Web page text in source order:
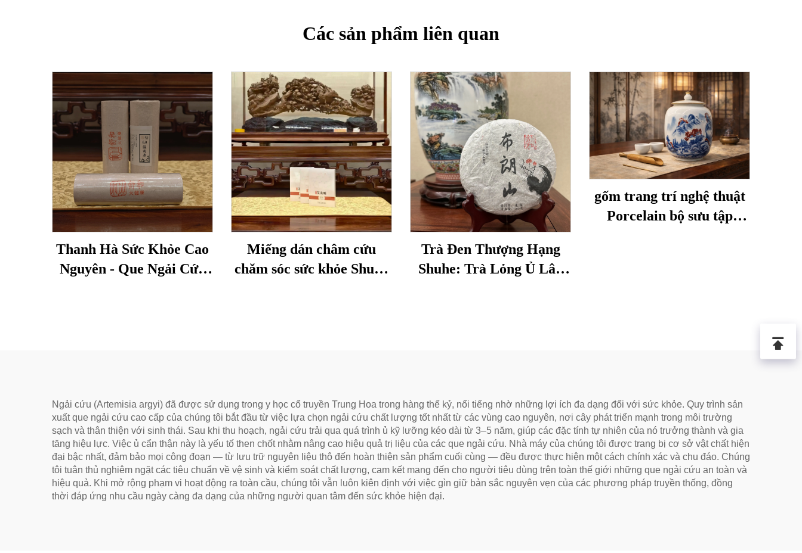
Các sản phẩm liên quan
Thanh Hà Sức Khỏe Cao
Nguyên - Que Ngải Cứu
Miếng dán châm cứu
chăm sóc sức khỏe Shuhe
Trà Đen Thượng Hạng
Shuhe: Trà Lỏng Ủ Lâu
gốm trang trí nghệ thuật
Porcelain bộ sưu tập
Ngải cứu (Artemisia argyi) đã được sử dụng trong y học cổ truyền Trung Hoa trong hàng thế kỷ, nổi tiếng nhờ những lợi ích đa dạng đối với sức khỏe. Quy trình sản
xuất que ngải cứu cao cấp của chúng tôi bắt đầu từ việc lựa chọn ngải cứu chất lượng tốt nhất từ các vùng cao nguyên, nơi cây phát triển mạnh trong môi trường
sạch và thân thiện với sinh thái. Sau khi thu hoạch, ngải cứu trải qua quá trình ủ kỹ lưỡng kéo dài từ 3–5 năm, giúp các đặc tính tự nhiên của nó trưởng thành và gia
tăng hiệu lực. Việc ủ cẩn thận này là yếu tố then chốt nhằm nâng cao hiệu quả trị liệu của các que ngải cứu. Nhà máy của chúng tôi được trang bị cơ sở vật chất hiện
đại bậc nhất, đảm bảo mọi công đoạn — từ lưu trữ nguyên liệu thô đến hoàn thiện sản phẩm cuối cùng — đều được thực hiện một cách chính xác và chu đáo. Chúng
tôi tuân thủ nghiêm ngặt các tiêu chuẩn về vệ sinh và kiểm soát chất lượng, cam kết mang đến cho người tiêu dùng trên toàn thế giới những que ngải cứu an toàn và
hiệu quả. Khi mở rộng phạm vi hoạt động ra toàn cầu, chúng tôi vẫn luôn kiên định với việc gìn giữ bản sắc nguyên vẹn của các phương pháp truyền thống, đồng
thời đáp ứng nhu cầu ngày càng đa dạng của những người quan tâm đến sức khỏe hiện đại.